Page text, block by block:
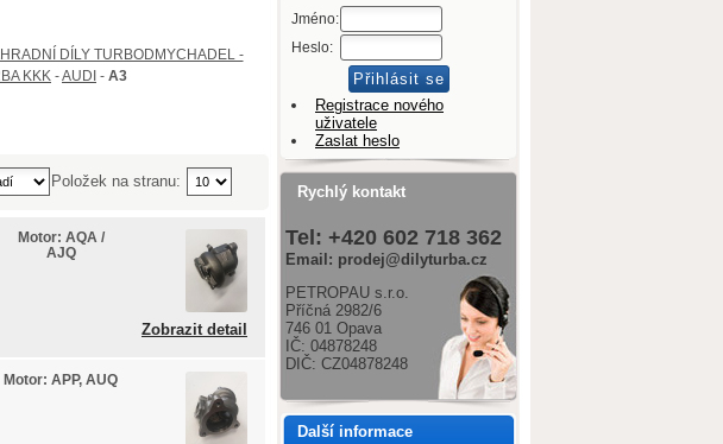
DÍLY TURBODMYCHADEL -
KKK -AUDI - A3
Položek na stranu:
Motor: AQA /
AJQ
Zobrazit detail
Motor: APP, AUQ
Jméno:
Heslo:
Registrace nového
uživatele
Zaslat heslo
Rychlý kontakt
Tel: +420 602 718 362
Email: prodej@dilyturba.cz
PETROPAU s.r.o.
Příčná 2982/6
746 01 Opava
IČ: 04878248
DIČ: CZ04878248
Další informace